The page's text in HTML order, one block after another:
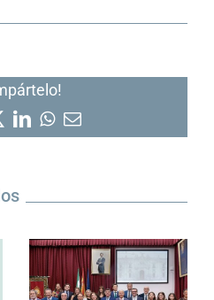
X LinkedIn
WhatsApp
Correo
electrónico